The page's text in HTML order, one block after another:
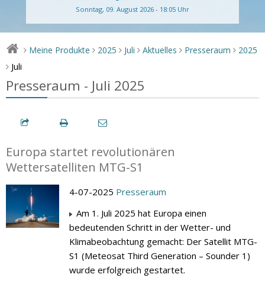
Sonntag, 09. August 2026 - 18:05 Uhr
> Meine Produkte > 2025 > Juli > Aktuelles > Presseraum > 2025
> Juli
Presseraum - Juli 2025
Europa startet revolutionären
Wettersatelliten MTG-S1
4-07-2025 Presseraum
Am 1. Juli 2025 hat Europa einen
bedeutenden Schritt in der Wetter- und
Klimabeobachtung gemacht: Der Satellit MTG-
S1 (Meteosat Third Generation – Sounder 1)
wurde erfolgreich gestartet.